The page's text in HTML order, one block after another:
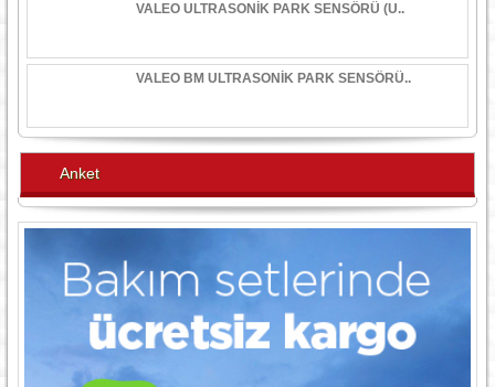
VALEO ULTRASONİK PARK SENSÖRÜ (U..
VALEO BM ULTRASONİK PARK SENSÖRÜ..
Anket